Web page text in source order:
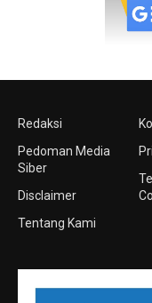
Redaksi
Pedoman Media
Siber
Disclaimer
Tentang Kami